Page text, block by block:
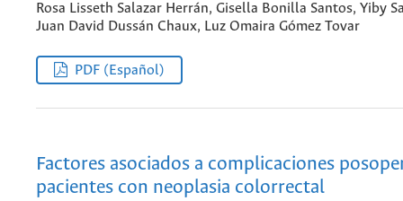
Rosa Lisseth Salazar Herrán, Gisella Bonilla Santos, Yiby
Juan David Dussán Chaux, Luz Omaira Gómez Tovar
PDF (Español)
Factores asociados a complicaciones
pacientes con neoplasia colorrectal